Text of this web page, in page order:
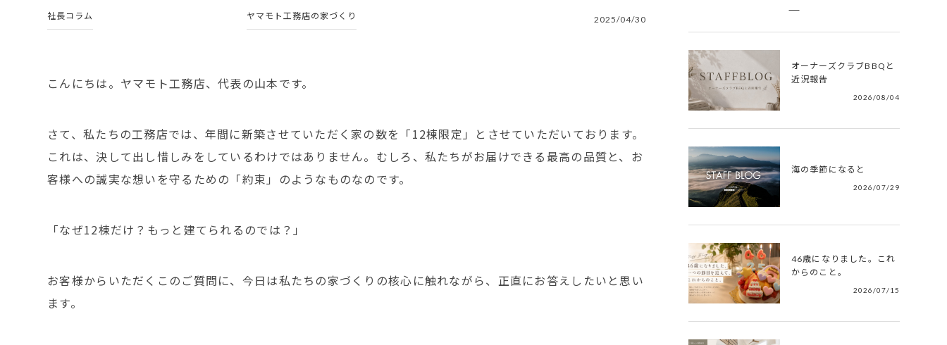
社長コラム ヤマモト工務店の家づくり 2025/04/30
こんにちは。ヤマモト工務店、代表の山本です。
さて、私たちの工務店では、年間に新築させていただく家の数を「12棟限定」とさせていただいております。
これは、決して出し惜しみをしているわけではありません。むしろ、私たちがお届けできる最高の品質と、お
客様への誠実な想いを守るための「約束」のようなものなのです。
「なぜ12棟だけ？もっと建てられるのでは？」
お客様からいただくこのご質問に、今日は私たちの家づくりの核心に触れながら、正直にお答えしたいと思い
ます。
オーナーズクラブBBQと
近況報告
2026/08/04
海の季節になると
2026/07/29
46歳になりました。これ
からのこと。
2026/07/15